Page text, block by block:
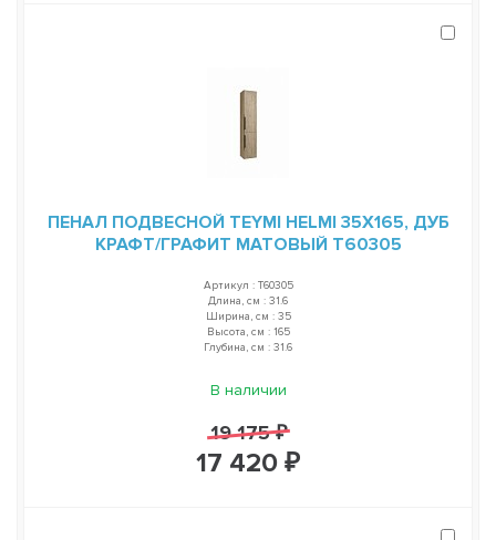
ПЕНАЛ ПОДВЕСНОЙ TEYMI HELMI 35Х165, ДУБ
КРАФТ/ГРАФИТ МАТОВЫЙ T60305
Артикул : T60305
Длина, см : 31.6
Ширина, см : 35
Высота, см : 165
Глубина, см : 31.6
В наличии
19 175 ₽
17 420 ₽